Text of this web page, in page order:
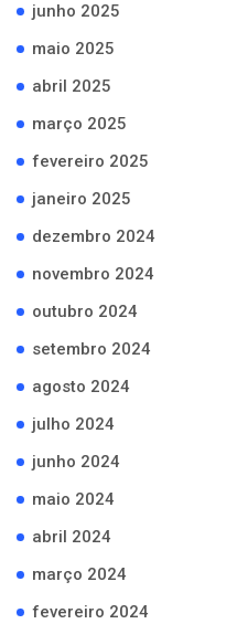
junho 2025
maio 2025
abril 2025
março 2025
fevereiro 2025
janeiro 2025
dezembro 2024
novembro 2024
outubro 2024
setembro 2024
agosto 2024
julho 2024
junho 2024
maio 2024
abril 2024
março 2024
fevereiro 2024